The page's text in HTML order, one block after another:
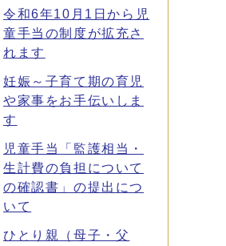
令和6年10月1日から児
童手当の制度が拡充さ
れます
妊娠～子育て期の育児
や家事をお手伝いしま
す
児童手当「監護相当・
生計費の負担について
の確認書」の提出につ
いて
ひとり親（母子・父